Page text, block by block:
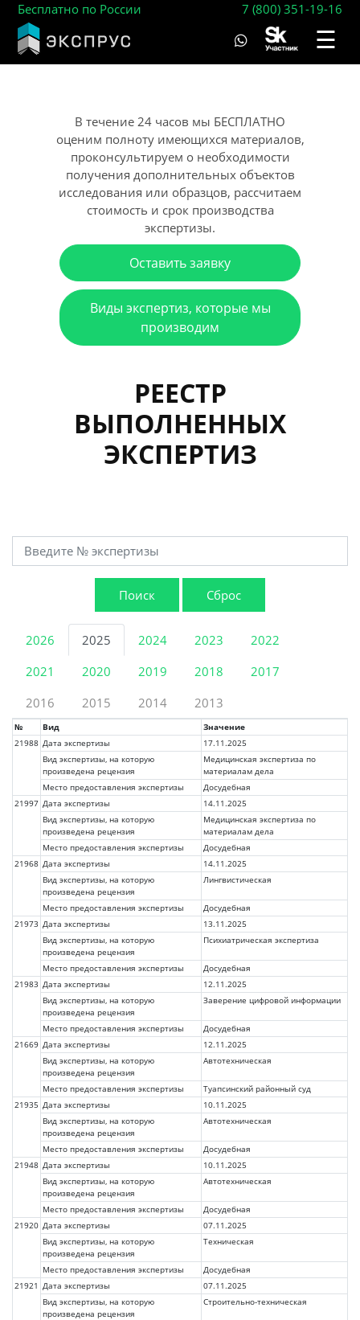
Бесплатно по России 7 (800) 351-19-16
☰
В течение 24 часов мы БЕСПЛАТНО
оценим полноту имеющихся материалов,
проконсультируем о необходимости
получения дополнительных объектов
исследования или образцов, рассчитаем
стоимость и срок производства
экспертизы.
Оставить заявку
Виды экспертиз, которые мы
производим
РЕЕСТР
ВЫПОЛНЕННЫХ
ЭКСПЕРТИЗ
Поиск Сброс
2026 2025 2024 2023
2022
2021
2020 2019 2018
2017
2016
2015 2014 2013
№ Вид
Значение
21988 Дата экспертизы
17.11.2025
Вид экспертизы, на которую
произведена рецензия
Медицинская экспертиза по
материалам дела
Место предоставления экспертизы
Досудебная
21997 Дата экспертизы
14.11.2025
Вид экспертизы, на которую
произведена рецензия
Медицинская экспертиза по
материалам дела
Место предоставления экспертизы
Досудебная
21968 Дата экспертизы
14.11.2025
Вид экспертизы, на которую
произведена рецензия
Лингвистическая
Место предоставления экспертизы
Досудебная
21973 Дата экспертизы
13.11.2025
Вид экспертизы, на которую
произведена рецензия
Психиатрическая экспертиза
Место предоставления экспертизы
Досудебная
21983 Дата экспертизы
12.11.2025
Вид экспертизы, на которую
произведена рецензия
Заверение цифровой информации
Место предоставления экспертизы
Досудебная
21669 Дата экспертизы
12.11.2025
Вид экспертизы, на которую
произведена рецензия
Автотехническая
Место предоставления экспертизы
Туапсинский районный суд
21935 Дата экспертизы
10.11.2025
Вид экспертизы, на которую
произведена рецензия
Автотехническая
Место предоставления экспертизы
Досудебная
21948 Дата экспертизы
10.11.2025
Вид экспертизы, на которую
произведена рецензия
Автотехническая
Место предоставления экспертизы
Досудебная
21920 Дата экспертизы
07.11.2025
Вид экспертизы, на которую
произведена рецензия
Техническая
Место предоставления экспертизы
Досудебная
21921 Дата экспертизы
07.11.2025
Вид экспертизы, на которую
произведена рецензия
Строительно-техническая